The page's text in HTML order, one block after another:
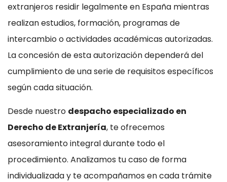
extranjeros residir legalmente en España mientras
realizan estudios, formación, programas de
intercambio o actividades académicas autorizadas.
La concesión de esta autorización dependerá del
cumplimiento de una serie de requisitos específicos
según cada situación.
Desde nuestro despacho especializado en
Derecho de Extranjería, te ofrecemos
asesoramiento integral durante todo el
procedimiento. Analizamos tu caso de forma
individualizada y te acompañamos en cada trámite